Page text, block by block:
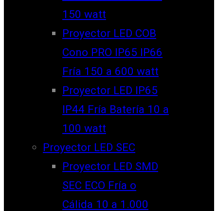
150 watt
Proyector LED COB
Cono PRO IP65 IP66
Fría 150 a 600 watt
Proyector LED IP65
IP44 Fría Batería 10 a
100 watt
Proyector LED SEC
Proyector LED SMD
SEC ECO Fría o
Cálida 10 a 1.000